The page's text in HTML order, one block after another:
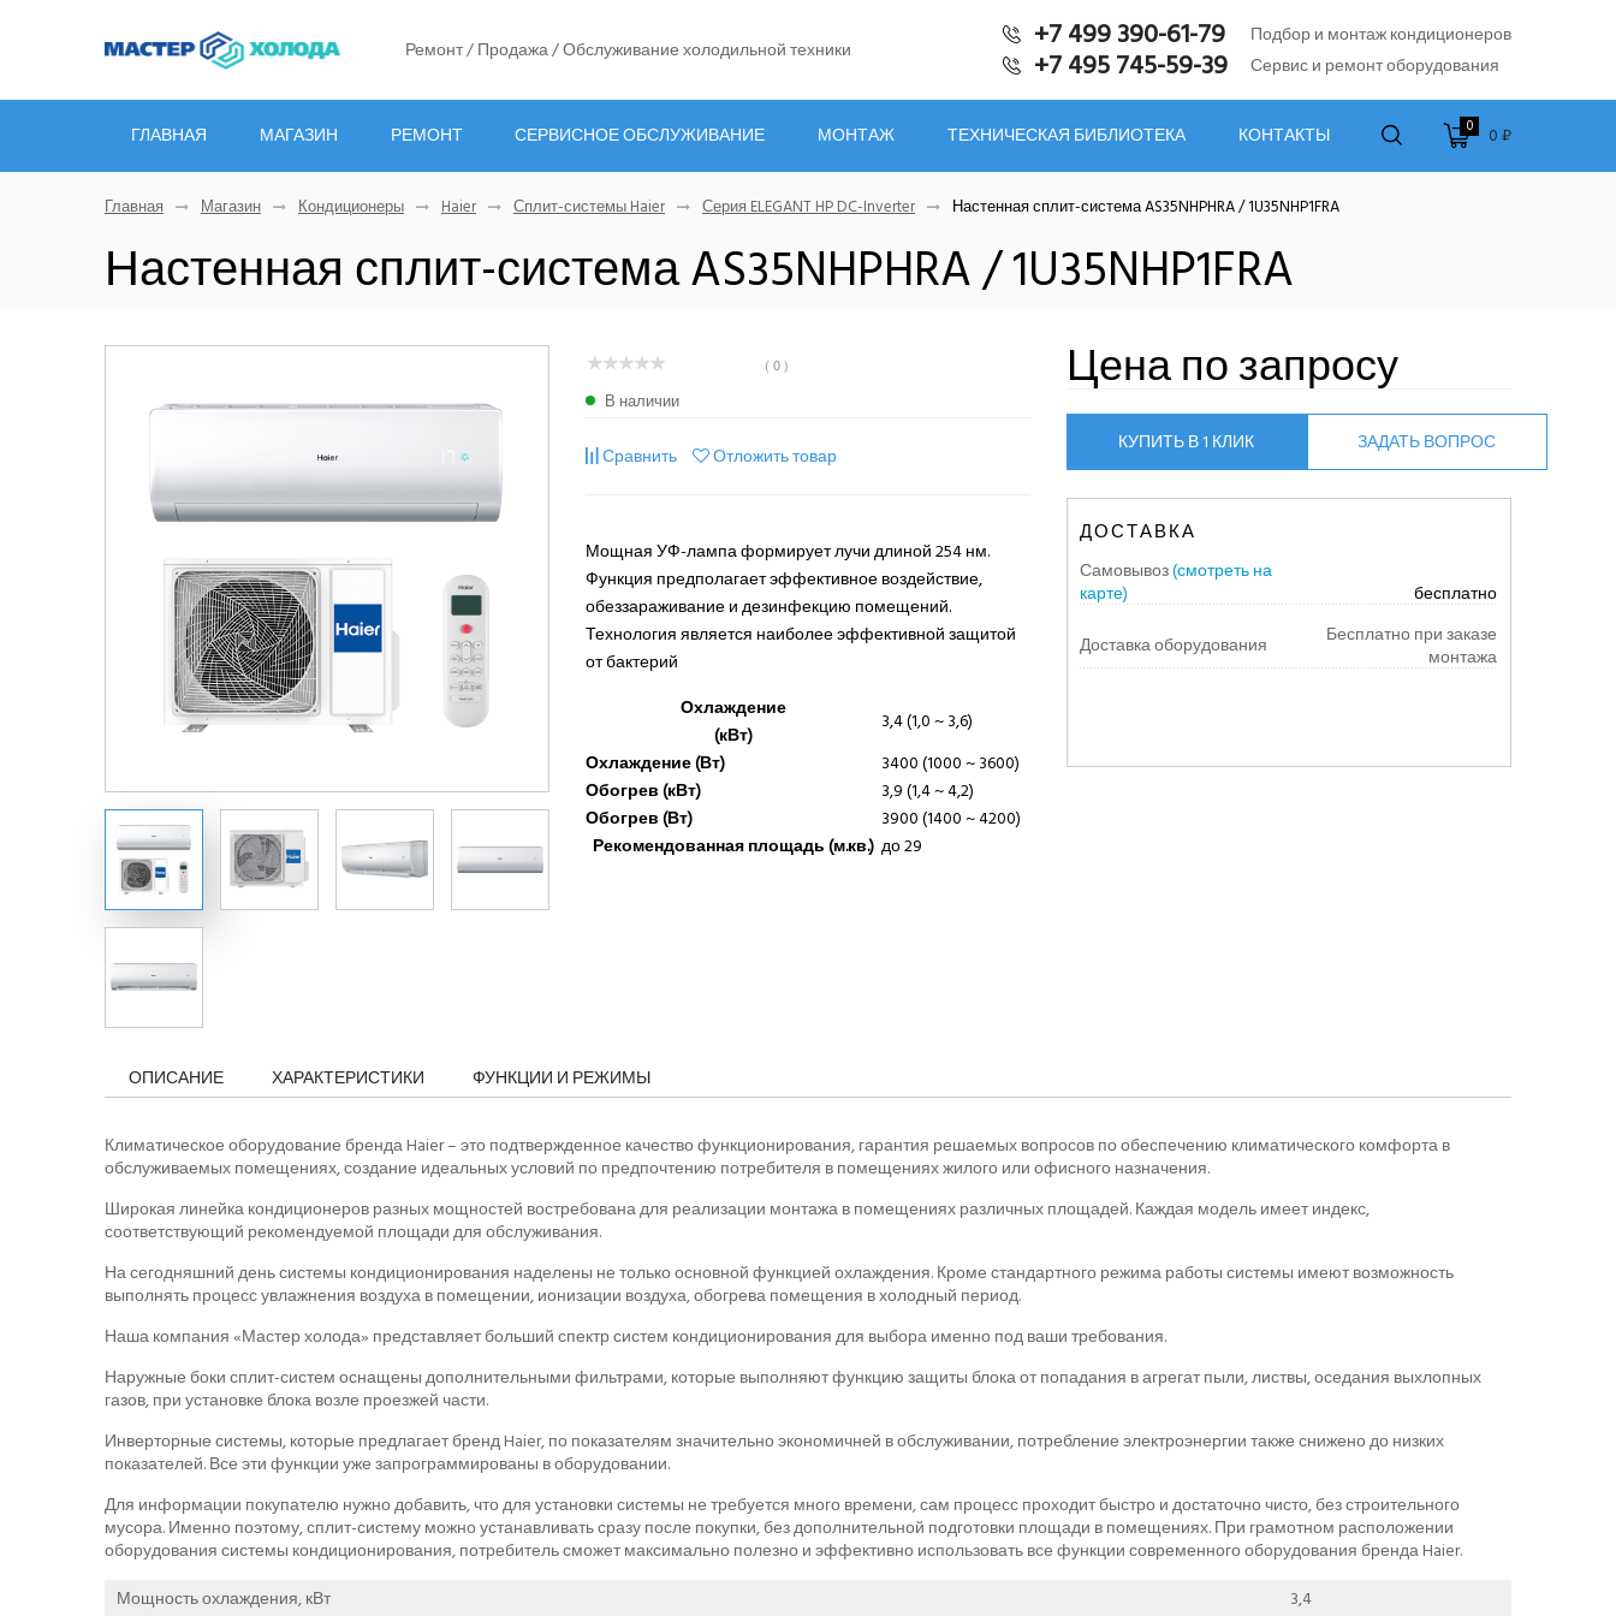
Ремонт / Продажа / Обслуживание холодильной техники +7 499 390-61-79 Подбор и монтаж кондиционеров
+7 495 745-59-39 Сервис и ремонт оборудования
ГЛАВНАЯ МАГАЗИН РЕМОНТ СЕРВИСНОЕ ОБСЛУЖИВАНИЕ МОНТАЖ ТЕХНИЧЕСКАЯ БИБЛИОТЕКА КОНТАКТЫ 0 0 ₽
Главная Магазин Кондиционеры Haier Сплит-системы Haier Серия ELEGANT HP DC-Inverter Настенная сплит-система AS35NHPHRA / 1U35NHP1FRA
Настенная сплит-система AS35NHPHRA / 1U35NHP1FRA
( 0 )
В наличии
Сравнить Отложить товар
Мощная УФ-лампа формирует лучи длиной 254 нм.
Функция предполагает эффективное воздействие,
обеззараживание и дезинфекцию помещений.
Технология является наиболее эффективной защитой
от бактерий
Охлаждение
(кВт)
3,4 (1,0 ~ 3,6)
Охлаждение (Вт)
3400 (1000 ~ 3600)
Обогрев (кВт)
3,9 (1,4 ~ 4,2)
Обогрев (Вт)
3900 (1400 ~ 4200)
Рекомендованная площадь (м.кв.) до 29
Цена по запросу
КУПИТЬ В 1 КЛИК ЗАДАТЬ ВОПРОС
ДОСТАВКА
Самовывоз(смотреть на
карте)
бесплатно
Доставка оборудования
Бесплатно при заказе
монтажа
ОПИСАНИЕ ХАРАКТЕРИСТИКИ ФУНКЦИИ И РЕЖИМЫ
Климатическое оборудование бренда Haier – это подтвержденное качество функционирования, гарантия решаемых вопросов по обеспечению климатического комфорта в
обслуживаемых помещениях, создание идеальных условий по предпочтению потребителя в помещениях жилого или офисного назначения.
Широкая линейка кондиционеров разных мощностей востребована для реализации монтажа в помещениях различных площадей. Каждая модель имеет индекс,
соответствующий рекомендуемой площади для обслуживания.
На сегодняшний день системы кондиционирования наделены не только основной функцией охлаждения. Кроме стандартного режима работы системы имеют возможность
выполнять процесс увлажнения воздуха в помещении, ионизации воздуха, обогрева помещения в холодный период.
Наша компания «Мастер холода» представляет больший спектр систем кондиционирования для выбора именно под ваши требования.
Наружные боки сплит-систем оснащены дополнительными фильтрами, которые выполняют функцию защиты блока от попадания в агрегат пыли, листвы, оседания выхлопных
газов, при установке блока возле проезжей части.
Инверторные системы, которые предлагает бренд Haier, по показателям значительно экономичней в обслуживании, потребление электроэнергии также снижено до низких
показателей. Все эти функции уже запрограммированы в оборудовании.
Для информации покупателю нужно добавить, что для установки системы не требуется много времени, сам процесс проходит быстро и достаточно чисто, без строительного
мусора. Именно поэтому, сплит-систему можно устанавливать сразу после покупки, без дополнительной подготовки площади в помещениях. При грамотном расположении
оборудования системы кондиционирования, потребитель сможет максимально полезно и эффективно использовать все функции современного оборудования бренда Haier.
Мощность охлаждения, кВт
3,4